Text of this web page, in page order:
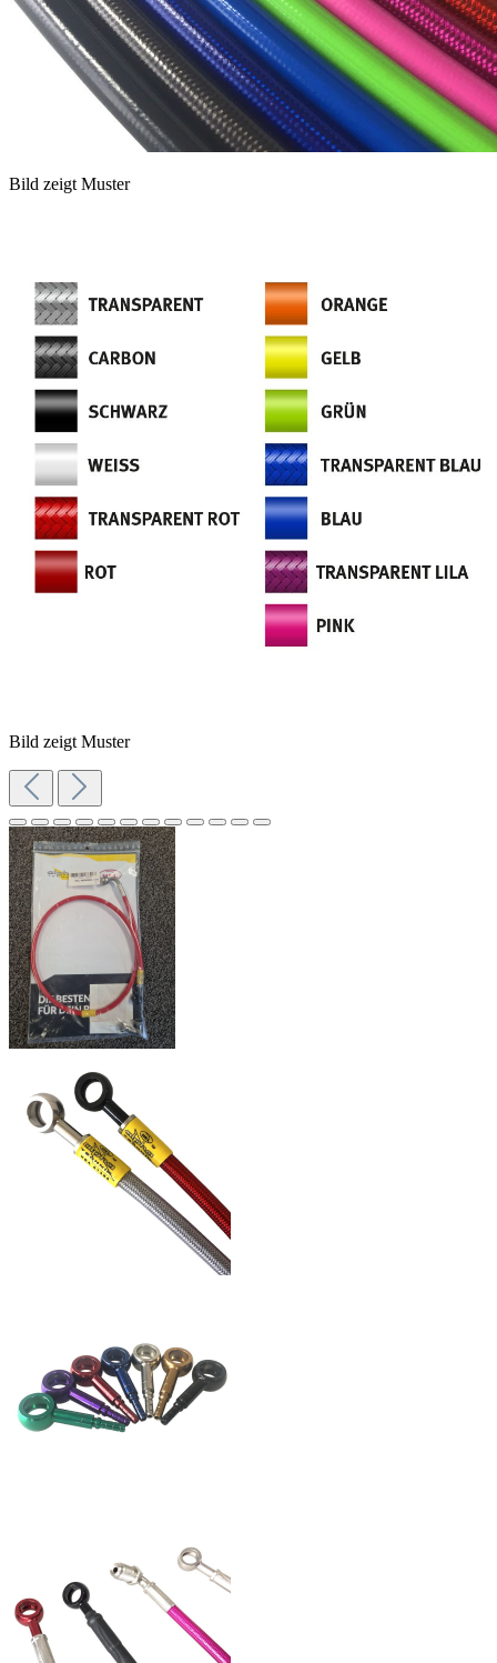
Bild zeigt Muster
Bild zeigt Muster